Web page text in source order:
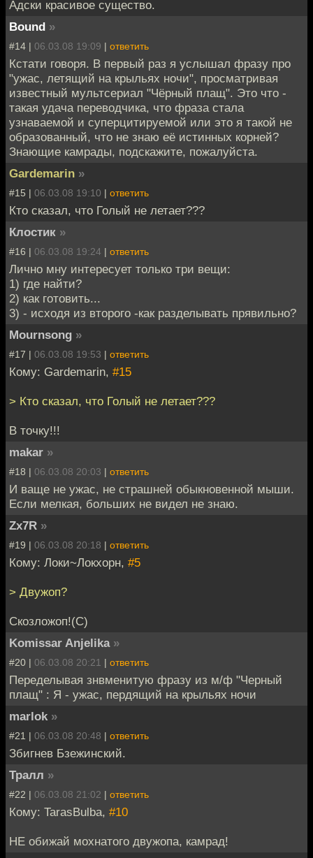
Адски красивое существо.
Bound »
#14 | 06.03.08 19:09 | ответить
Кстати говоря. В первый раз я услышал фразу про
"ужас, летящий на крыльях ночи", просматривая
известный мультсериал "Чёрный плащ". Это что -
такая удача переводчика, что фраза стала
узнаваемой и суперцитируемой или это я такой не
образованный, что не знаю её истинных корней?
Знающие камрады, подскажите, пожалуйста.
Gardemarin »
#15 | 06.03.08 19:10 | ответить
Кто сказал, что Голый не летает???
Клостик »
#16 | 06.03.08 19:24 | ответить
Лично мну интересует только три вещи:
1) где найти?
2) как готовить...
3) - исходя из второго -как разделывать прявильно?
Mournsong »
#17 | 06.03.08 19:53 | ответить
Кому: Gardemarin, #15
> Кто сказал, что Голый не летает???
В точку!!!
makar »
#18 | 06.03.08 20:03 | ответить
И ваще не ужас, не страшней обыкновенной мыши.
Если мелкая, больших не видел не знаю.
Zx7R »
#19 | 06.03.08 20:18 | ответить
Кому: Локи~Локхорн, #5
> Двужоп?
Скозложоп!(C)
Komissar Anjelika »
#20 | 06.03.08 20:21 | ответить
Переделывая знвменитую фразу из м/ф "Черный
плащ" : Я - ужас, пердящий на крыльях ночи
marlok »
#21 | 06.03.08 20:48 | ответить
Збигнев Бзежинский.
Тралл »
#22 | 06.03.08 21:02 | ответить
Кому: TarasBulba, #10
НЕ обижай мохнатого двужопа, камрад!